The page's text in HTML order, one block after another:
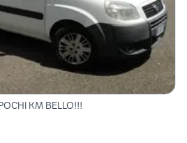
KM BELLO!!!